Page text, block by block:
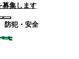
防犯・安全
募集します